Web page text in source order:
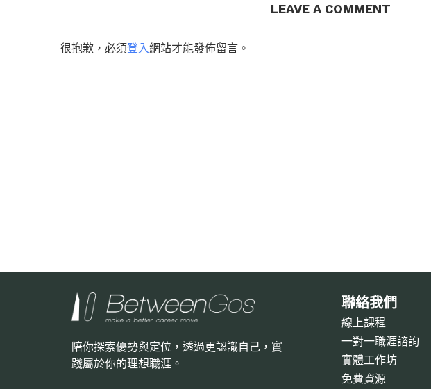
LEAVE A COMMENT
很抱歉，必須登入網站才能發佈留言。
陪你探索優勢與定位，透過更認識自己，實
踐屬於你的理想職涯。
聯絡我們
線上課程
一對一職涯諮詢
實體工作坊
免費資源